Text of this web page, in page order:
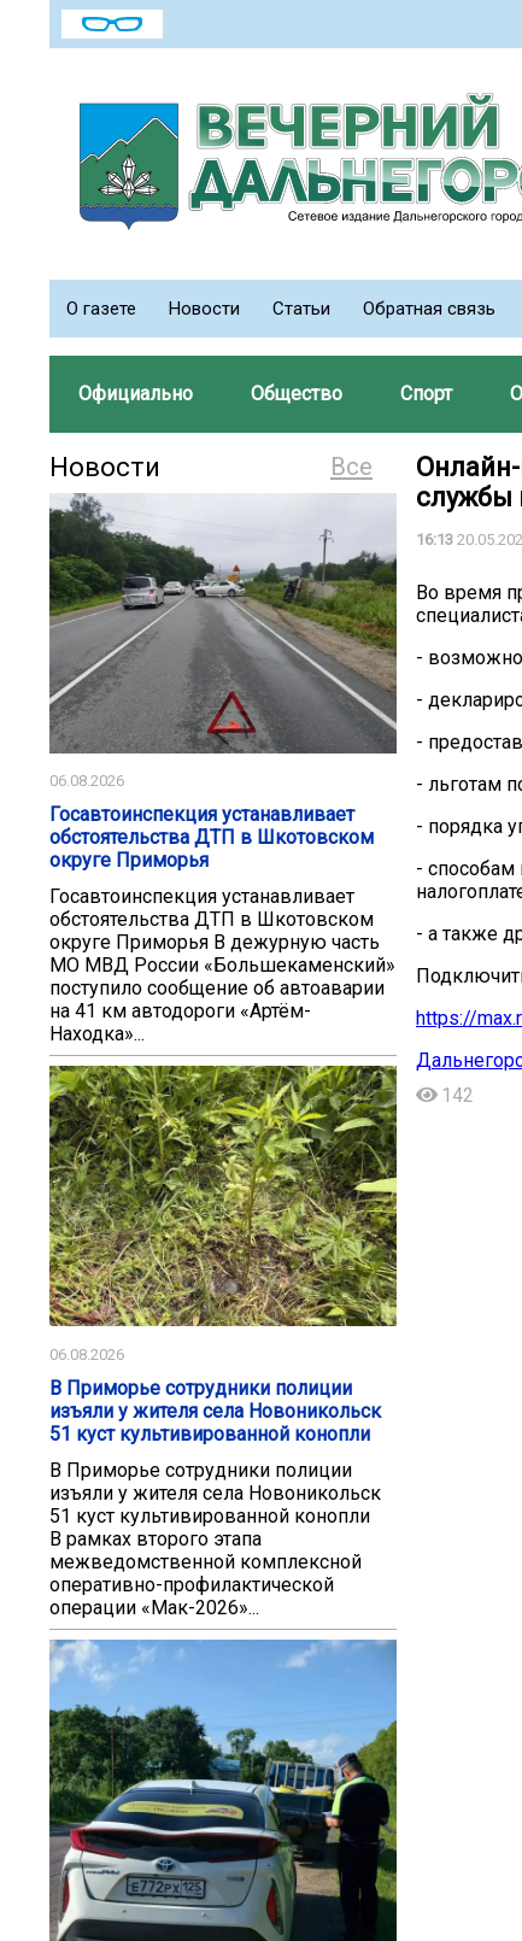
О газете Новости Статьи Обратная связь
Официально Общество Спорт
Все
Новости
06.08.2026
️Госавтоинспекция устанавливает
обстоятельства ДТП в Шкотовском
округе Приморья
️Госавтоинспекция устанавливает
обстоятельства ДТП в Шкотовском
округе Приморья В дежурную часть
МО МВД России «Большекаменский»
поступило сообщение об автоаварии
на 41 км автодороги «Артём-
Находка»...
06.08.2026
В Приморье сотрудники полиции
изъяли у жителя села Новоникольск
51 куст культивированной конопли
В Приморье сотрудники полиции
изъяли у жителя села Новоникольск
51 куст культивированной конопли
В рамках второго этапа
межведомственной комплексной
оперативно-профилактической
операции «Мак-2026»...
службы
16:13
Во время
-
-
-
- льготам
- порядка
- способам
- а также
https://
142